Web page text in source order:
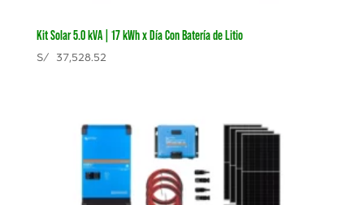
Kit Solar 5.0 kVA | 17 kWh x Día Con Batería de Litio
S/37,528.52